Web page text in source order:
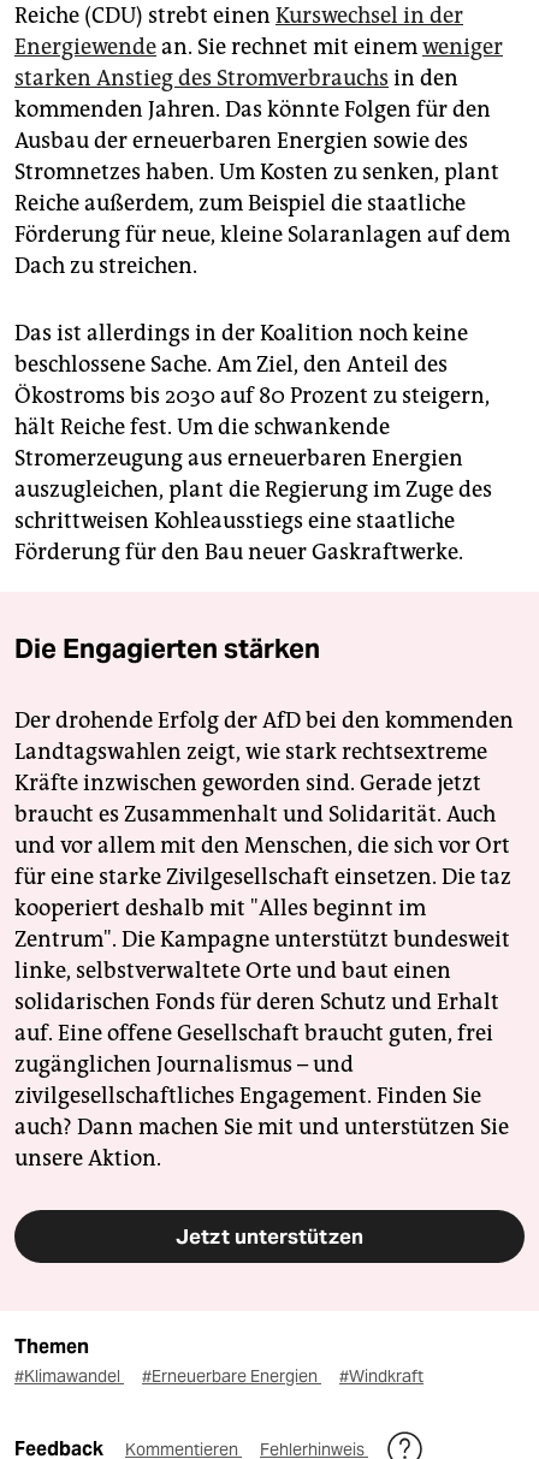
Reiche (CDU) strebt einen Kurswechsel in der
Energiewendean. Sie rechnet mit einemweniger
starken Anstieg des Stromverbrauchs in den
kommenden Jahren. Das könnte Folgen für den
Ausbau der erneuerbaren Energien sowie des
Stromnetzes haben. Um Kosten zu senken, plant
Reiche außerdem, zum Beispiel die staatliche
Förderung für neue, kleine Solaranlagen auf dem
Dach zu streichen.
Das ist allerdings in der Koalition noch keine
beschlossene Sache. Am Ziel, den Anteil des
Ökostroms bis 2030 auf 80 Prozent zu steigern,
hält Reiche fest. Um die schwankende
Stromerzeugung aus erneuerbaren Energien
auszugleichen, plant die Regierung im Zuge des
schrittweisen Kohleausstiegs eine staatliche
Förderung für den Bau neuer Gaskraftwerke.
Die Engagierten stärken
Der drohende Erfolg der AfD bei den kommenden
Landtagswahlen zeigt, wie stark rechtsextreme
Kräfte inzwischen geworden sind. Gerade jetzt
braucht es Zusammenhalt und Solidarität. Auch
und vor allem mit den Menschen, die sich vor Ort
für eine starke Zivilgesellschaft einsetzen. Die taz
kooperiert deshalb mit "Alles beginnt im
Zentrum". Die Kampagne unterstützt bundesweit
linke, selbstverwaltete Orte und baut einen
solidarischen Fonds für deren Schutz und Erhalt
auf. Eine offene Gesellschaft braucht guten, frei
zugänglichen Journalismus – und
zivilgesellschaftliches Engagement. Finden Sie
auch? Dann machen Sie mit und unterstützen Sie
unsere Aktion.
Jetzt unterstützen
Themen
#Klimawandel #Erneuerbare Energien #Windkraft
Feedback Kommentieren Fehlerhinweis